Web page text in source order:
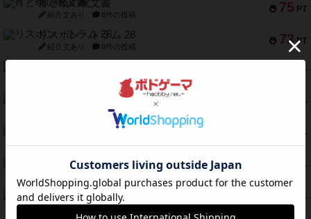
75 PT
宵と暁の呪文書
紹介文あり 8件の投稿
73 PT
リスボン・トラム 28
紹介文あり 9件の投稿
PT
1件の投稿
PT
1件の投稿
PT
スペクタキュラー
PT
スモールワールド
PT
ギャンブラー
紹介文なし 2件の投稿